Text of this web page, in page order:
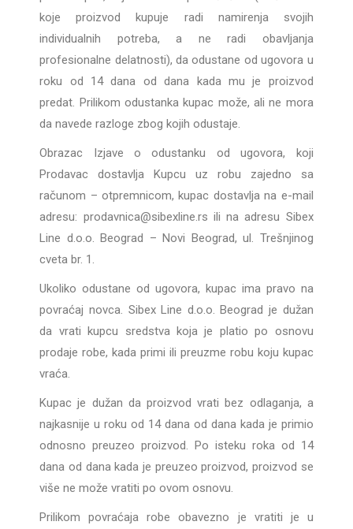
koje proizvod kupuje radi namirenja svojih
individualnih potreba, a ne radi obavljanja
profesionalne delatnosti), da odustane od ugovora u
roku od 14 dana od dana kada mu je proizvod
predat. Prilikom odustanka kupac može, ali ne mora
da navede razloge zbog kojih odustaje.
Obrazac Izjave o odustanku od ugovora, koji
Prodavac dostavlja Kupcu uz robu zajedno sa
računom – otpremnicom, kupac dostavlja na e-mail
adresu: prodavnica@sibexline.rs ili na adresu Sibex
Line d.o.o. Beograd – Novi Beograd, ul. Trešnjinog
cveta br. 1.
Ukoliko odustane od ugovora, kupac ima pravo na
povraćaj novca. Sibex Line d.o.o. Beograd je dužan
da vrati kupcu sredstva koja je platio po osnovu
prodaje robe, kada primi ili preuzme robu koju kupac
vraća.
Kupac je dužan da proizvod vrati bez odlaganja, a
najkasnije u roku od 14 dana od dana kada je primio
odnosno preuzeo proizvod. Po isteku roka od 14
dana od dana kada je preuzeo proizvod, proizvod se
više ne može vratiti po ovom osnovu.
Prilikom povraćaja robe obavezno je vratiti je u